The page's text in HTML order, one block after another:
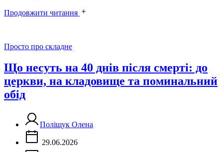
Продовжити читання
Категорії
Просто про складне
Що несуть на 40 днів після смерті: до
церкви, на кладовище та поминальний
обід
Поліщук Олена
29.06.2026